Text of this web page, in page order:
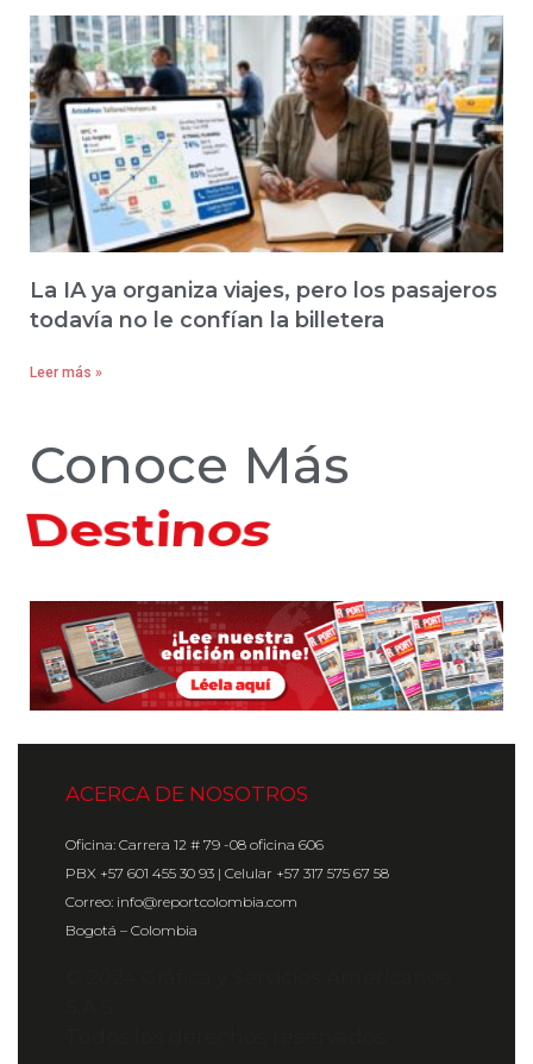
La IA ya organiza viajes, pero los pasajeros
todavía no le confían la billetera
Leer más »
Conoce Más
Hoteles
ACERCA DE NOSOTROS
Oficina: Carrera 12 # 79 -08 oficina 606
PBX +57 601 455 30 93 | Celular +57 317 575 67 58
Correo: info@reportcolombia.com
Bogotá – Colombia